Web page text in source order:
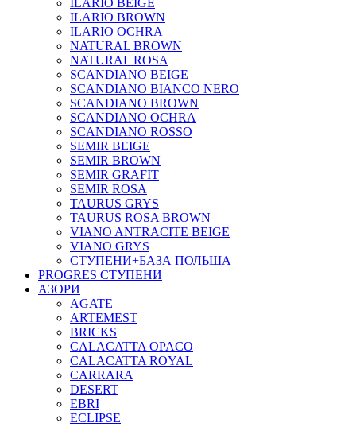
ILARIO BEIGE
ILARIO BROWN
ILARIO OCHRA
NATURAL BROWN
NATURAL ROSA
SCANDIANO BEIGE
SCANDIANO BIANCO NERO
SCANDIANO BROWN
SCANDIANO OCHRA
SCANDIANO ROSSO
SEMIR BEIGE
SEMIR BROWN
SEMIR GRAFIT
SEMIR ROSA
TAURUS GRYS
TAURUS ROSA BROWN
VIANO ANTRACITE BEIGE
VIANO GRYS
СТУПЕНИ+БАЗА ПОЛЬША
PROGRES СТУПЕНИ
АЗОРИ
AGATE
ARTEMEST
BRICKS
CALACATTA OPACO
CALACATTA ROYAL
CARRARA
DESERT
EBRI
ECLIPSE